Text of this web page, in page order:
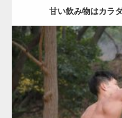
甘い飲み物はカラ
Category: 公園のマッチョ